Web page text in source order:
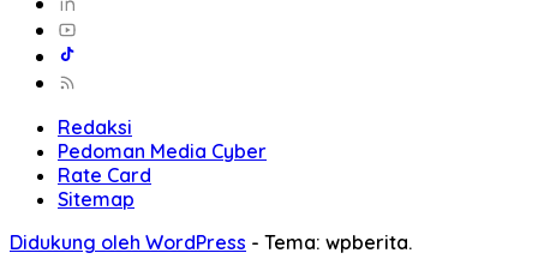
Redaksi
Pedoman Media Cyber
Rate Card
Sitemap
Didukung oleh WordPress - Tema: wpberita.